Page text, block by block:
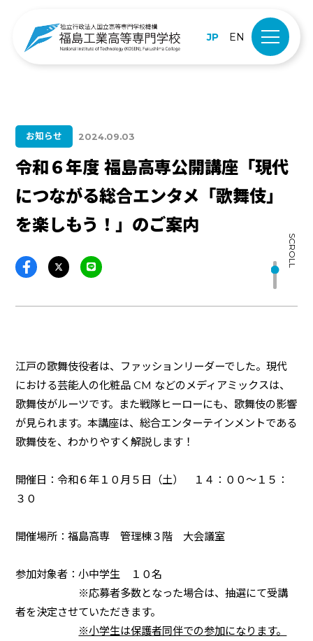
JP EN
お知らせ 2024.09.03
令和６年度 福島高専公開講座「現代
につながる総合エンタメ「歌舞伎」
を楽しもう！」のご案内
SCROLL
江戸の歌舞伎役者は、ファッションリーダーでした。現代
における芸能人の化粧品 CM などのメディアミックスは、
歌舞伎がルーツです。また戦隊ヒーローにも、歌舞伎の影響
が見られます。本講座は、総合エンターテインメントである
歌舞伎を、わかりやすく解説します！
開催日：令和６年１０月５日（土） １４：００～１５：
３０
開催場所：福島高専 管理棟３階 大会議室
参加対象者：小中学生 １０名
※応募者多数となった場合は、抽選にて受講
者を決定させていただきます。
※小学生は保護者同伴での参加になります。